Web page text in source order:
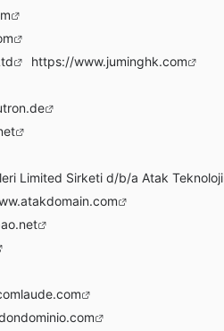
https://www.juminghk.com
Limited Sirketi d/b/a Atak Teknoloji